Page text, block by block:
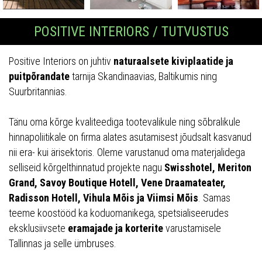
POSITIVE INTERIORS / TUTVUSTUS
Positive Interiors on juhtiv naturaalsete kiviplaatide ja
puitpõrandatetarnija Skandinaavias, Baltikumis ning
Suurbritannias.
Tänu oma kõrge kvaliteediga tootevalikule ning sõbralikule
hinnapoliitikale on firma alates asutamisest jõudsalt kasvanud
nii era- kui ärisektoris. Oleme varustanud oma materjalidega
selliseid kõrgelthinnatud projekte nagu Swisshotel, Meriton
Grand, Savoy Boutique Hotell, Vene Draamateater,
Radisson Hotell, Vihula Mõis ja Viimsi Mõis. Samas
teeme koostööd ka koduomanikega, spetsialiseerudes
eksklusiivsete eramajade ja korteritevarustamisele
Tallinnas ja selle ümbruses.